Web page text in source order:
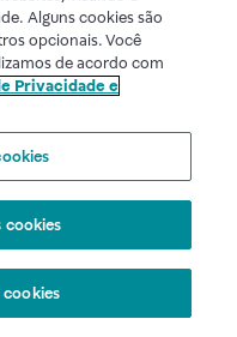
Alguns cookies são
opcionais. Você
de acordo com
Privacidade e
cookies